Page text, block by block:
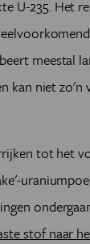
U-235. Het
meestal
kan niet zo'n
tot het
stof naar